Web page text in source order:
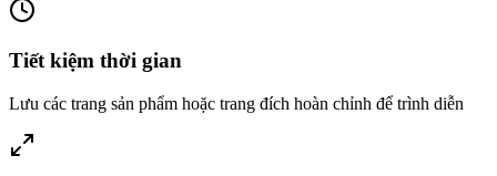
Tiết kiệm thời gian
Lưu các trang sản phẩm hoặc trang đích hoàn chỉnh để trình diễn